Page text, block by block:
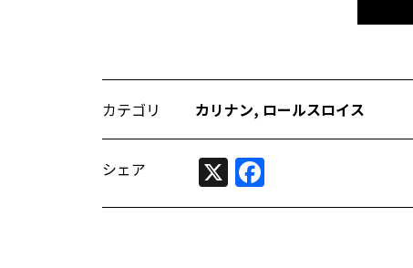
カテゴリ カリナン, ロールスロイス
シェア X